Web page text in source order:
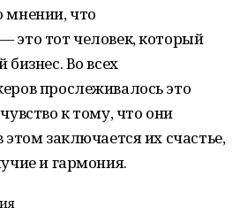
мнении, что
это тот человек, который
Во всех
прослеживалось это
к тому, что они
заключается их счастье,
и гармония.